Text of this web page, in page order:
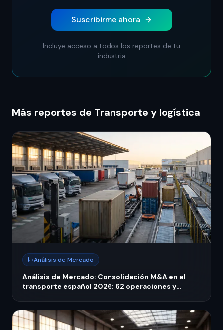
Suscribirme ahora
Incluye acceso a todos los reportes de tu
industria
Más reportes de Transporte y logística
Análisis de Mercado
Análisis de Mercado: Consolidación M&A en el
transporte español 2026: 62 operaciones y